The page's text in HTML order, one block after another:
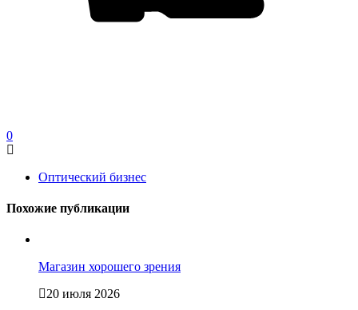
0
Оптический бизнес
Похожие публикации
Магазин хорошего зрения
20 июля 2026